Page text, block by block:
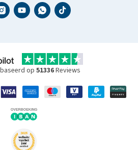
op 51336Reviews